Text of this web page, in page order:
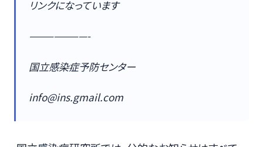
リンクになっています
———————-
国立感染症予防センター
info@ins.gmail.com